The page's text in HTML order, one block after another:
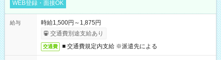
WEB登録・面接OK
給与
時給1,500円～1,875円
交通費別途支給あり
交通費 ■ 交通費規定内支給 ※派遣先による